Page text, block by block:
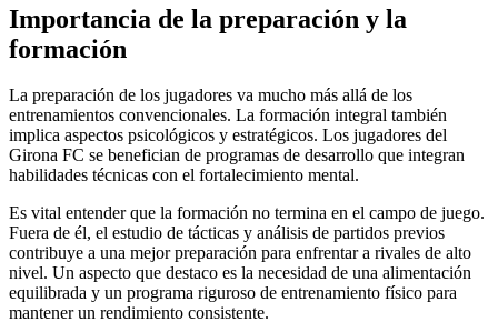
Importancia de la preparación y la
formación
La preparación de los jugadores va mucho más allá de los
entrenamientos convencionales. La formación integral también
implica aspectos psicológicos y estratégicos. Los jugadores del
Girona FC se benefician de programas de desarrollo que integran
habilidades técnicas con el fortalecimiento mental.
Es vital entender que la formación no termina en el campo de juego.
Fuera de él, el estudio de tácticas y análisis de partidos previos
contribuye a una mejor preparación para enfrentar a rivales de alto
nivel. Un aspecto que destaco es la necesidad de una alimentación
equilibrada y un programa riguroso de entrenamiento físico para
mantener un rendimiento consistente.